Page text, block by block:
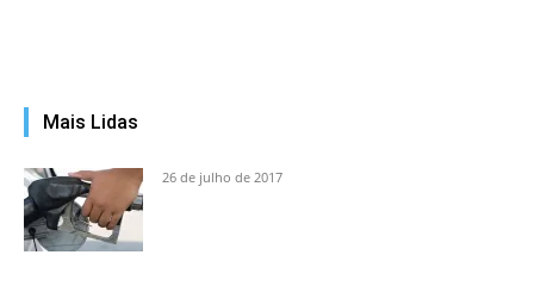
Mais Lidas
26 de julho de 2017